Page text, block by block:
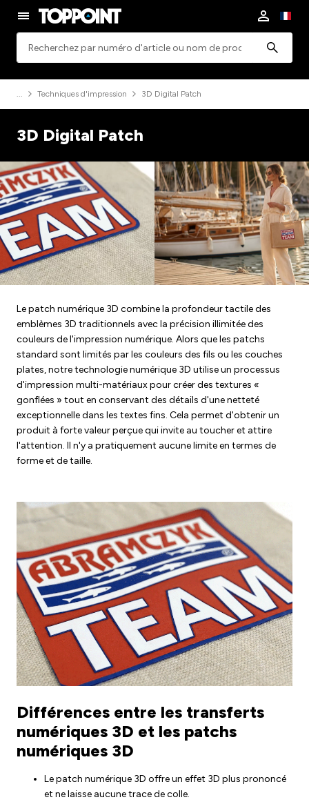
Techniques d'impression 3D Digital Patch
3D Digital Patch
Le patch numérique 3D combine la profondeur tactile des
emblèmes 3D traditionnels avec la précision illimitée des
couleurs de l'impression numérique. Alors que les patchs
standard sont limités par les couleurs des fils ou les couches
plates, notre technologie numérique 3D utilise un processus
d'impression multi-matériaux pour créer des textures «
gonflées » tout en conservant des détails d'une netteté
exceptionnelle dans les textes fins. Cela permet d'obtenir un
produit à forte valeur perçue qui invite au toucher et attire
l'attention. Il n'y a pratiquement aucune limite en termes de
forme et de taille.
Différences entre les transferts
numériques 3D et les patchs
numériques 3D
Le patch numérique 3D offre un effet 3D plus prononcé
et ne laisse aucune trace de colle.